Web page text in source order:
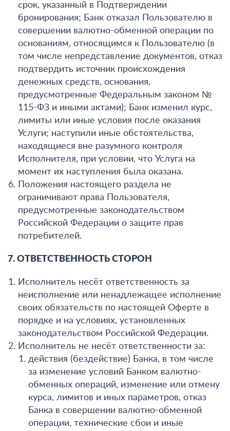
срок, указанный в Подтверждении
бронирования; Банк отказал Пользователю в
совершении валютно-обменной операции по
основаниям, относящимся к Пользователю (в
том числе непредставление документов, отказ
подтвердить источник происхождения
денежных средств, основания,
предусмотренные Федеральным законом №
115-ФЗ и иными актами); Банк изменил курс,
лимиты или иные условия после оказания
Услуги; наступили иные обстоятельства,
находящиеся вне разумного контроля
Исполнителя, при условии, что Услуга на
момент их наступления была оказана.
Положения настоящего раздела не
ограничивают права Пользователя,
предусмотренные законодательством
Российской Федерации о защите прав
потребителей.
7. ОТВЕТСТВЕННОСТЬ СТОРОН
Исполнитель несёт ответственность за
неисполнение или ненадлежащее исполнение
своих обязательств по настоящей Оферте в
порядке и на условиях, установленных
законодательством Российской Федерации.
Исполнитель не несёт ответственности за:
действия (бездействие) Банка, в том числе
за изменение условий Банком валютно-
обменных операций, изменение или отмену
курса, лимитов и иных параметров, отказ
Банка в совершении валютно-обменной
операции, технические сбои и иные